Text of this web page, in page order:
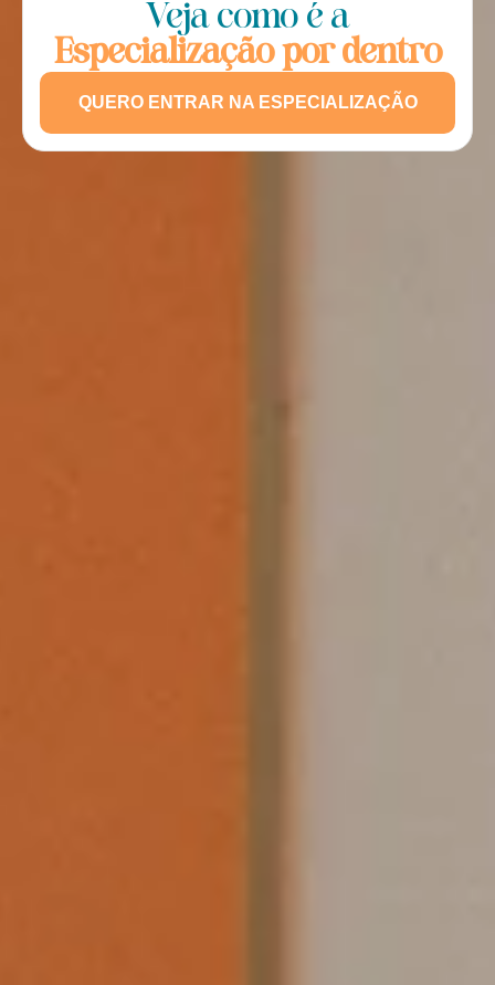
Veja como é a
Especialização por dentro
QUERO ENTRAR NA ESPECIALIZAÇÃO